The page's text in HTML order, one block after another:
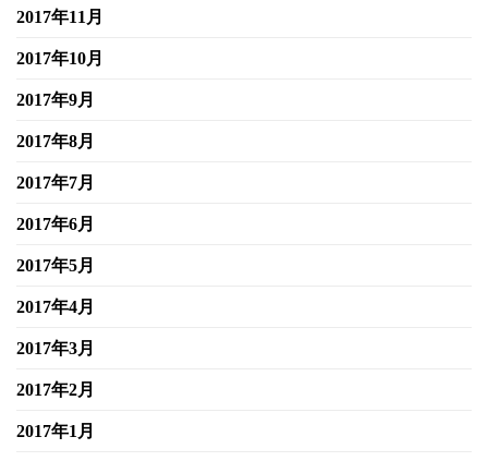
2017年11月
2017年10月
2017年9月
2017年8月
2017年7月
2017年6月
2017年5月
2017年4月
2017年3月
2017年2月
2017年1月